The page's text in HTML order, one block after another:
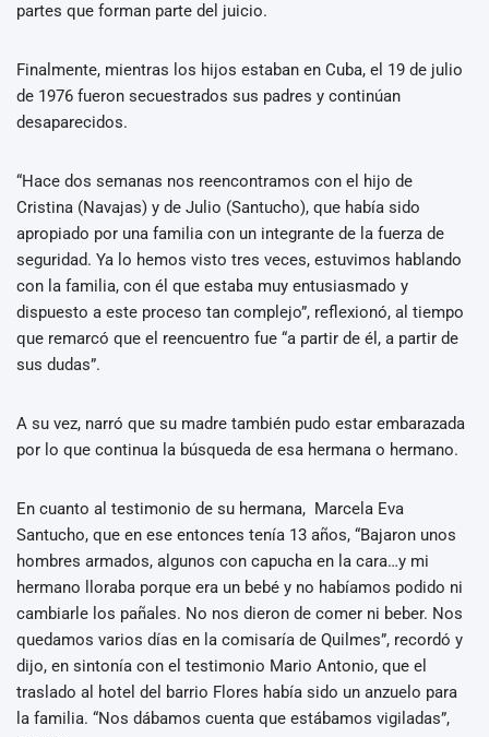
partes que forman parte del juicio.
Finalmente, mientras los hijos estaban en Cuba, el 19 de julio
de 1976 fueron secuestrados sus padres y continúan
desaparecidos.
“Hace dos semanas nos reencontramos con el hijo de
Cristina (Navajas) y de Julio (Santucho), que había sido
apropiado por una familia con un integrante de la fuerza de
seguridad. Ya lo hemos visto tres veces, estuvimos hablando
con la familia, con él que estaba muy entusiasmado y
dispuesto a este proceso tan complejo”, reflexionó, al tiempo
que remarcó que el reencuentro fue “a partir de él, a partir de
sus dudas”.
A su vez, narró que su madre también pudo estar embarazada
por lo que continua la búsqueda de esa hermana o hermano.
En cuanto al testimonio de su hermana, Marcela Eva
Santucho, que en ese entonces tenía 13 años, “Bajaron unos
hombres armados, algunos con capucha en la cara…y mi
hermano lloraba porque era un bebé y no habíamos podido ni
cambiarle los pañales. No nos dieron de comer ni beber. Nos
quedamos varios días en la comisaría de Quilmes”, recordó y
dijo, en sintonía con el testimonio Mario Antonio, que el
traslado al hotel del barrio Flores había sido un anzuelo para
la familia. “Nos dábamos cuenta que estábamos vigiladas”,